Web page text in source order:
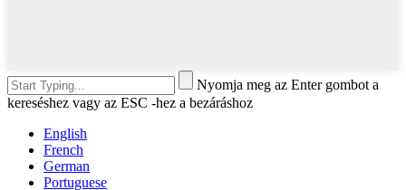
Nyomja meg az Enter gombot a
kereséshez vagy az ESC -hez a bezáráshoz
English
French
German
Portuguese